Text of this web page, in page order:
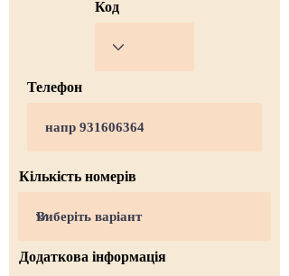
Код
Телефон
Кількість номерів
Додаткова інформація